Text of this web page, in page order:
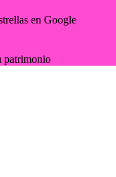
en Google
patrimonio